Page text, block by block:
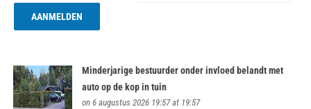
Minderjarige bestuurder onder invloed belandt met
auto op de kop in tuin
on 6 augustus 2026 19:57 at 19:57